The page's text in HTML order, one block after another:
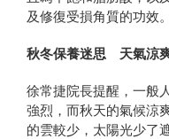
及修復受損角質的功效。
秋冬保養迷思 天氣涼
徐常捷院長提醒，一般
強烈，而秋天的氣候涼
的雲較少，太陽光少了